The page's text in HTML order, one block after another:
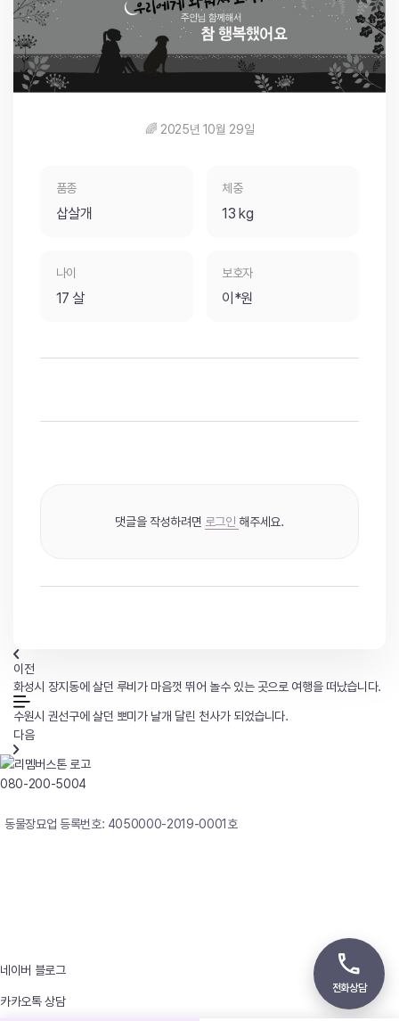
🌈 2025년 10월 29일
품종
삽살개
체중
13 kg
나이
17 살
보호자
이*원
댓글을 작성하려면 로그인 해주세요.
이전
화성시 장지동에 살던 루비가 마음껏 뛰어 놀수 있는 곳으로 여행을 떠났습니다.
수원시 권선구에 살던 뽀미가 날개 달린 천사가 되었습니다.
다음
080-200-5004
동물장묘업 등록번호: 4050000-2019-0001호
네이버 블로그
카카오톡 상담
전화상담